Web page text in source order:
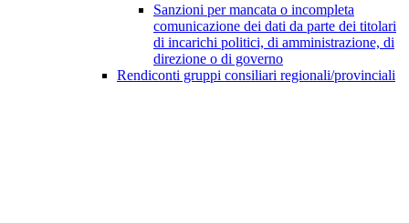
Sanzioni per mancata o incompleta
comunicazione dei dati da parte dei titolari
di incarichi politici, di amministrazione, di
direzione o di governo
Rendiconti gruppi consiliari regionali/provinciali